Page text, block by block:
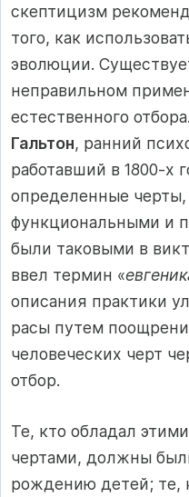
скептицизм
того, как
эволюции.
неправильном
естественного
Гальтон, ранний
работавший в 1800-х
определенные
функциональными и
были таковыми в
ввел термин «
описания практики
расы путем
человеческих черт
отбор.
Те, кто обладал
чертами, должны
рождению детей; те,